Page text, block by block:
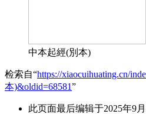
中本起經(別本)
检索自“https://xiaocuihuating.cn/
本)&oldid=68581”
此页面最后编辑于2025年9月